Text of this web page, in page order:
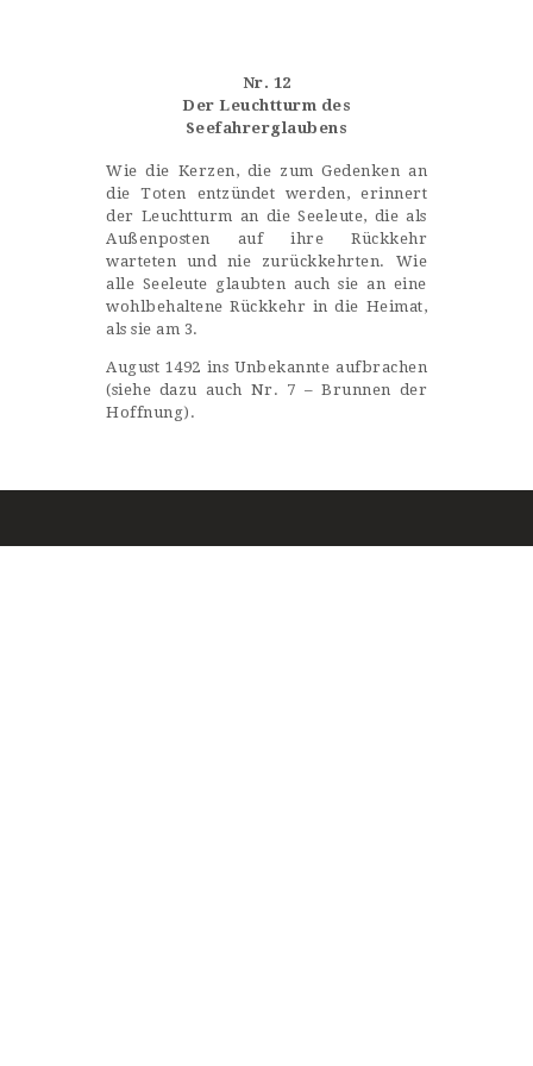
Castillo Monumento Colomares
BENALMÁDENA
INICIO
HISTORIA
CONSTRUCCIÓN
FOTOS
Nr. 12
Der Leuchtturm des
Seefahrerglaubens
Wie die Kerzen, die zum Gedenken an
die Toten entzündet werden, erinnert
der Leuchtturm an die Seeleute, die als
Außenposten auf ihre Rückkehr
warteten und nie zurückkehrten. Wie
alle Seeleute glaubten auch sie an eine
wohlbehaltene Rückkehr in die Heimat,
als sie am 3.
August 1492 ins Unbekannte aufbrachen
(siehe dazu auch Nr. 7 – Brunnen der
Hoffnung).